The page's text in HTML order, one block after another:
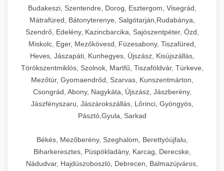
Budakeszi, Szentendre, Dorog, Esztergom, Visegrád,
Mátrafüred, Bátonyterenye, Salgótarján,Rudabánya,
Szendrő, Edelény, Kazincbarcika, Sajószentpéter, Ózd,
Miskolc, Eger, Mezőkövesd, Füzesabony, Tiszafüred,
Heves, Jászapáti, Kunhegyes, Újszász, Kisújszállás,
Törökszentmiklós, Szolnok, Martfű, Tiszaföldvár, Túrkeve,
Mezőtúr, Gyomaendrőd, Szarvas, Kunszentmárton,
Csongrád, Abony, Nagykáta, Újszász, Jászberény,
Jászfényszaru, Jászárokszállás, Lőrinci, Gyöngyös,
Pásztó,Gyula, Sarkad
Békés, Mezőberény, Szeghalom, Berettyóújfalu,
Biharkeresztes, Püspökladány, Karcag, Derecske,
Nádudvar, Hajdúszoboszló, Debrecen, Balmazújváros,